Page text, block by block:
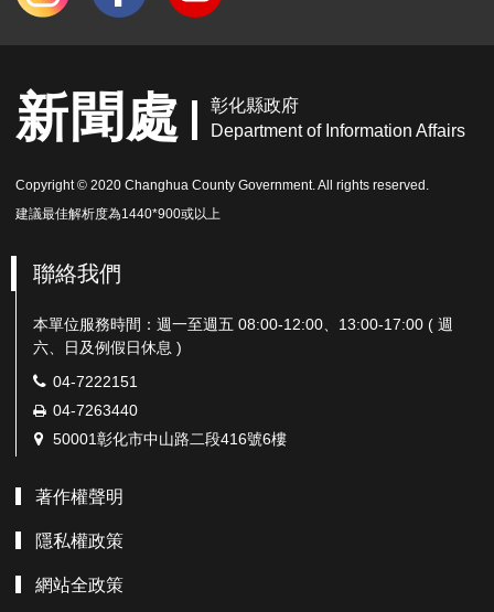
新聞處
彰化縣政府
Department of Information Affairs
Copyright © 2020 Changhua County Government. All rights reserved.
建議最佳解析度為1440*900或以上
聯絡我們
本單位服務時間：週一至週五 08:00-12:00、13:00-17:00 ( 週
六、日及例假日休息 )
電
話：
04-7222151
傳
真：
04-7263440
地
50001彰化市中山路二段416號6樓
著作權聲明
隱私權政策
網站全政策